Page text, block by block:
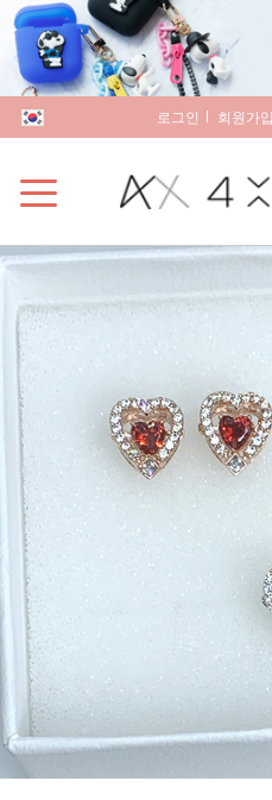
로그인 회원가입